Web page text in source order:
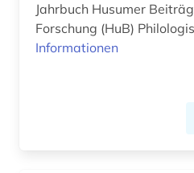
Jahrbuch Husumer Beiträge zur Storm-
Forschung (HuB)
Informationen